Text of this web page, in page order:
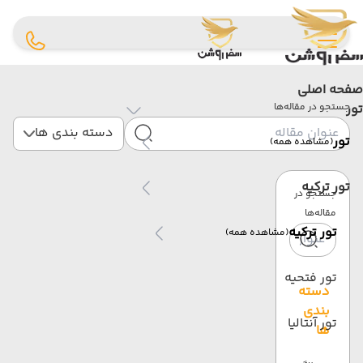
صفحه اصلی
تور
تور(مشاهده همه)
تور ترکیه
تور ترکیه(مشاهده همه)
تور فتحیه
تور آنتالیا
جستجو در مقاله‌ها
دسته بندی ها
جستجو در
مقاله‌ها
دسته
بندی
ها